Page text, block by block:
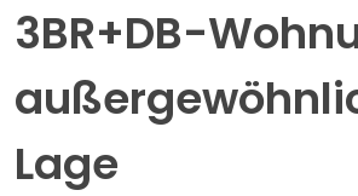
3BR+DB-
Lage